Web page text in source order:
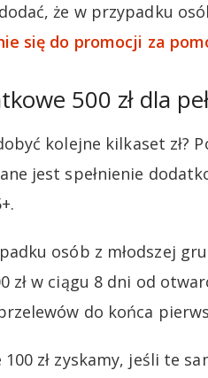
że w przypadku
się do promocji za
500 zł dla
kolejne kilkaset zł?
jest spełnienie
osób z młodszej
zł w ciągu 8 dni od
do końca
100 zł zyskamy, jeśli te